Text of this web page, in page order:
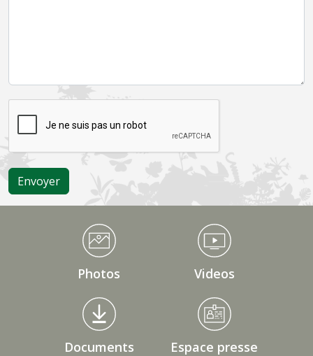
Médiathèque Footer
Photos Videos
Documents Espace presse